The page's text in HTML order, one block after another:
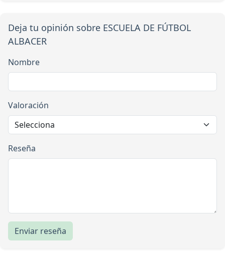
Deja tu opinión sobre ESCUELA DE FÚTBOL
ALBACER
Nombre
Valoración
Reseña
Enviar reseña